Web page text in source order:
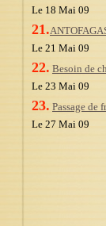
Le 18 Mai 09
21.
Le 21 Mai 09
22. Besoin de
Le 23 Mai 09
23. Passage de
Le 27 Mai 09